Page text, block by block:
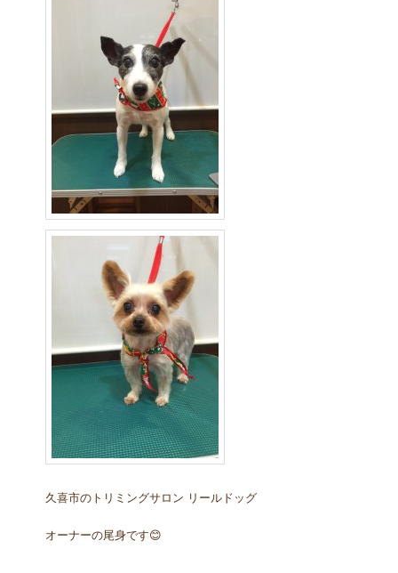
久喜市のトリミングサロン リールドッグ
オーナーの尾身です😊